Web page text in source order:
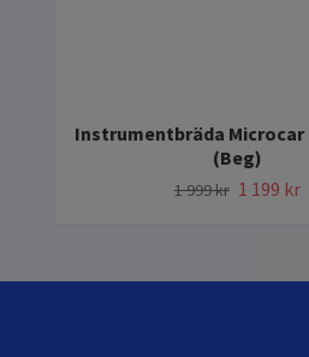
Instrumentbräda Microcar
(Beg)
1 999 kr 1 199 kr